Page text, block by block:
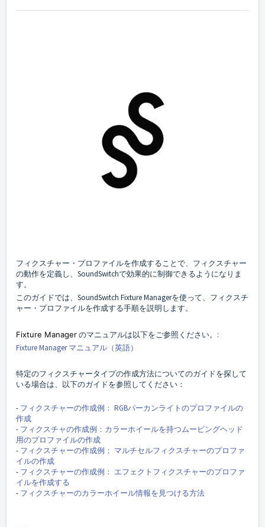
フィクスチャー・プロファイルを作成することで、フィクスチャー
の動作を定義し、SoundSwitchで効果的に制御できるようになりま
す。
このガイドでは、SoundSwitch Fixture Managerを使って、フィクスチ
ャー・プロファイルを作成する手順を説明します。
Fixture Managerのマニュアルは以下をご参照ください。:
Fixture Manager マニュアル（英語）
特定のフィクスチャータイプの作成方法についてのガイドを探して
いる場合は、以下のガイドを参照してください：
- フィクスチャーの作成例： RGBパーカンライトのプロファイルの
作成
- フィクスチャの作成例：カラーホイールを持つムービングヘッド
用のプロファイルの作成
- フィクスチャーの作成例： マルチセルフィクスチャーのプロファ
イルの作成
- フィクスチャーの作成例： エフェクトフィクスチャーのプロファ
イルを作成する
- フィクスチャーのカラーホイール情報を見つける方法